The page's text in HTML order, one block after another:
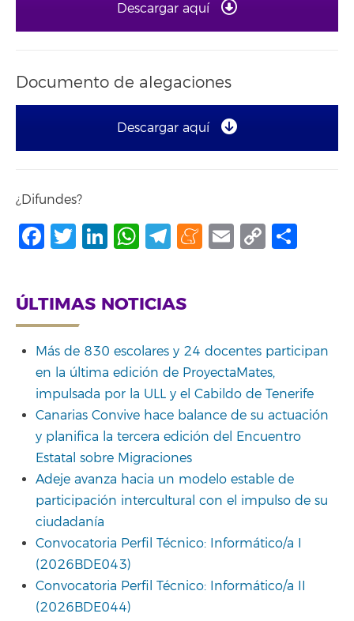
Descargar aquí
Documento de alegaciones
Descargar aquí
¿Difundes?
Facebook
Twitter
LinkedIn
WhatsApp
Telegram
Meneame
Email
Copy
ÚLTIMAS NOTICIAS
Más de 830 escolares y 24 docentes participan
en la última edición de ProyectaMates,
impulsada por la ULL y el Cabildo de Tenerife
Canarias Convive hace balance de su actuación
y planifica la tercera edición del Encuentro
Estatal sobre Migraciones
Adeje avanza hacia un modelo estable de
participación intercultural con el impulso de su
ciudadanía
Convocatoria Perfil Técnico: Informático/a I
(2026BDE043)
Convocatoria Perfil Técnico: Informático/a II
(2026BDE044)